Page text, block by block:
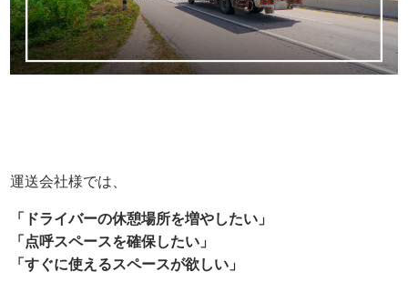
運送会社様では、
「ドライバーの休憩場所を増やしたい」
「点呼スペースを確保したい」
「すぐに使えるスペースが欲しい」